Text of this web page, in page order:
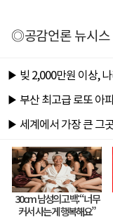
◎공감언론 뉴시스